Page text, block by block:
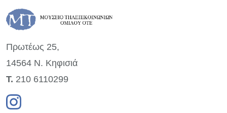
Πρωτέως 25,
14564 Ν. Κηφισιά
Τ. 210 6110299